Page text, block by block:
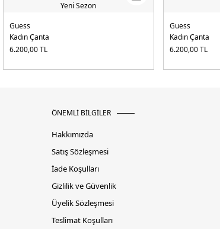
Yeni Sezon
Guess
Kadın Çanta
6.200,00TL
Guess
Kadın Çanta
6.200,00TL
ÖNEMLİ BİLGİLER
Hakkımızda
Satış Sözleşmesi
İade Koşulları
Gizlilik ve Güvenlik
Üyelik Sözleşmesi
Teslimat Koşulları